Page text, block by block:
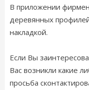
В приложении
деревянных
накладкой.
Если Вы
Вас возникли какие
просьба